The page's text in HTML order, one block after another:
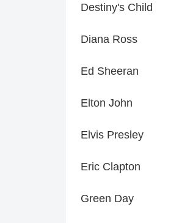
Destiny's Child
Diana Ross
Ed Sheeran
Elton John
Elvis Presley
Eric Clapton
Green Day